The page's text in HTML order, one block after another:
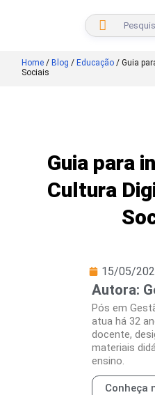
Home / Blog / Educação / Guia
Sociais
Guia para
Cultura
15/05/
Autora:
Pós em
atua há 32
docente,
materiais
ensino.
Conheça